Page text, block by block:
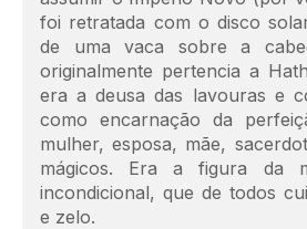
foi retratada com o disco
de uma vaca sobre a
originalmente pertencia a
era a deusa das lavouras e
como encarnação da
mulher, esposa, mãe,
mágicos. Era a figura da
incondicional, que de todos
e zelo.